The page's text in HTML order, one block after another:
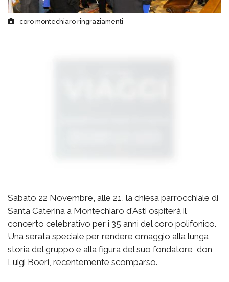
coro montechiaro ringraziamenti
Sabato 22 Novembre, alle 21, la chiesa parrocchiale di
Santa Caterina a Montechiaro d'Asti ospiterà il
concerto celebrativo per i 35 anni del coro polifonico.
Una serata speciale per rendere omaggio alla lunga
storia del gruppo e alla figura del suo fondatore, don
Luigi Boeri, recentemente scomparso.